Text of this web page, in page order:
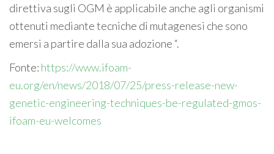
direttiva sugli OGM è applicabile anche agli organismi
ottenuti mediante tecniche di mutagenesi che sono
emersi a partire dalla sua adozione “.
Fonte: https://www.ifoam-
eu.org/en/news/2018/07/25/press-release-new-
genetic-engineering-techniques-be-regulated-gmos-
ifoam-eu-welcomes